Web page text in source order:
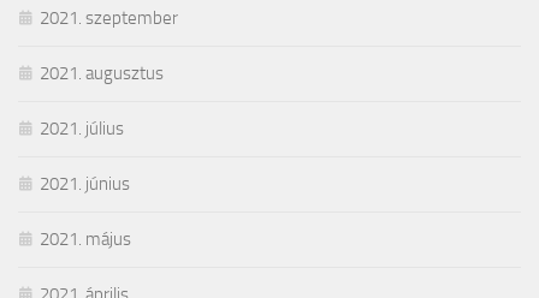
2021. szeptember
2021. augusztus
2021. július
2021. június
2021. május